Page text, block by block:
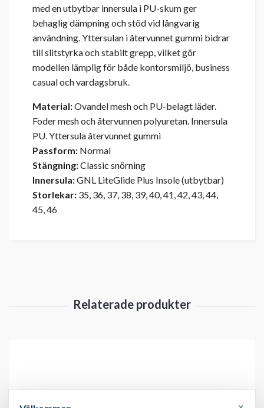
med en utbytbar innersula i PU-skum ger
behaglig dämpning och stöd vid långvarig
användning. Yttersulan i återvunnet gummi bidrar
till slitstyrka och stabilt grepp, vilket gör
modellen lämplig för både kontorsmiljö, business
casual och vardagsbruk.
Material:Ovandel mesh och PU-belagt läder.
Foder mesh och återvunnen polyuretan. Innersula
PU. Yttersula återvunnet gummi
Passform: Normal
Stängning:Classic snörning
Innersula:GNL LiteGlide Plus Insole (utbytbar)
Storlekar: 35, 36, 37, 38, 39, 40, 41, 42, 43, 44,
45, 46